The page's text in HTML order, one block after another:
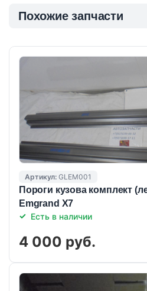
Похожие запчасти
Артикул: GLEM001
Пороги кузова комплект
Emgrand X7
Есть в наличии
4 000 руб.